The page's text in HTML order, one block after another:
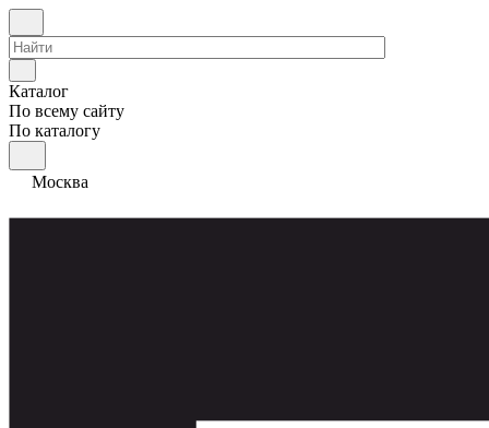
Каталог
По всему сайту
По каталогу
Москва